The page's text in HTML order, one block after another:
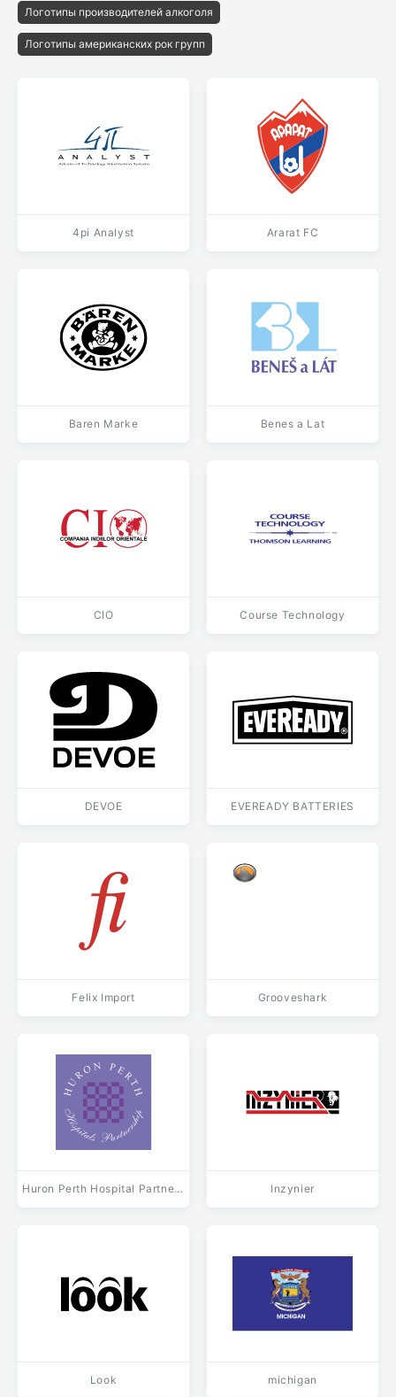
Логотипы производителей алкоголя
Логотипы американских рок групп
4pi Analyst Ararat FC
Baren Marke Benes a Lat
CIO Course Technology
DEVOE EVEREADY BATTERIES
Felix Import Grooveshark
Huron Perth Hospital Partnership Inzynier
Look michigan